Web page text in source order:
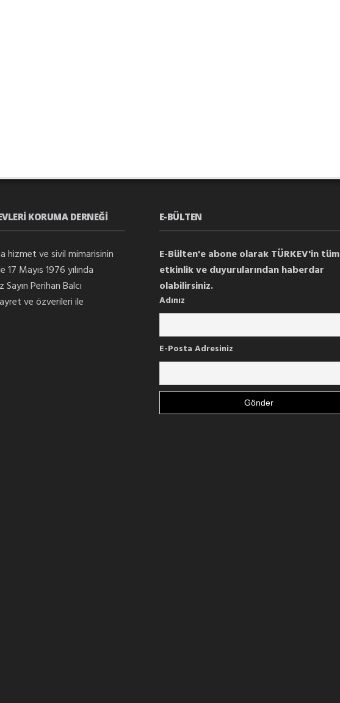
KORUMA DERNEĞI
hizmet ve sivil mimarisinin
17 Mayıs 1976 yılında
Sayın Perihan Balcı
ve özverileri ile
E-BÜLTEN
E-Bülten'e abone olarak TÜRKEV'in tüm
etkinlik ve duyurularından haberdar
olabilirsiniz.
Adınız
E-Posta Adresiniz